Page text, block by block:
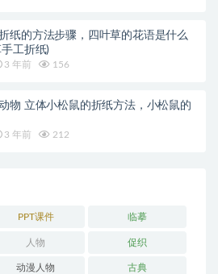
纸的方法步骤，四叶草的花语是什么
工折纸)
3 年前 156
物 立体小松鼠的折纸方法，小松鼠的
3 年前 212
PPT课件 临摹
人物 促织
动漫人物 古典